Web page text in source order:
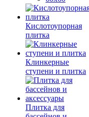
Кислотоупорная
плитка
Клинкерные
ступени и плитка
Плитка для